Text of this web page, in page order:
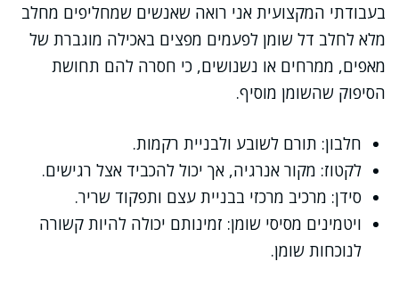
בעבודתי המקצועית אני רואה שאנשים שמחליפים מחלב
מלא לחלב דל שומן לפעמים מפצים באכילה מוגברת של
מאפים, ממרחים או נשנושים, כי חסרה להם תחושת
הסיפוק שהשומן מוסיף.
חלבון: תורם לשובע ולבניית רקמות.
לקטוז: מקור אנרגיה, אך יכול להכביד אצל רגישים.
סידן: מרכיב מרכזי בבניית עצם ותפקוד שריר.
ויטמינים מסיסי שומן: זמינותם יכולה להיות קשורה
לנוכחות שומן.